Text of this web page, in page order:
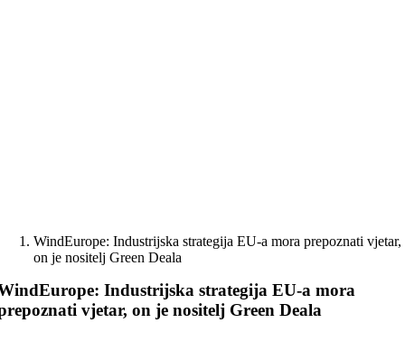
WindEurope: Industrijska strategija EU-a mora prepoznati vjetar,
on je nositelj Green Deala
Industrijska strategija EU-a mora
vjetar, on je nositelj Green Deala